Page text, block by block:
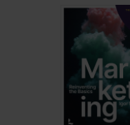
Verstraete filter
Jozefien De Feyter filter
Steven Van Belleghem